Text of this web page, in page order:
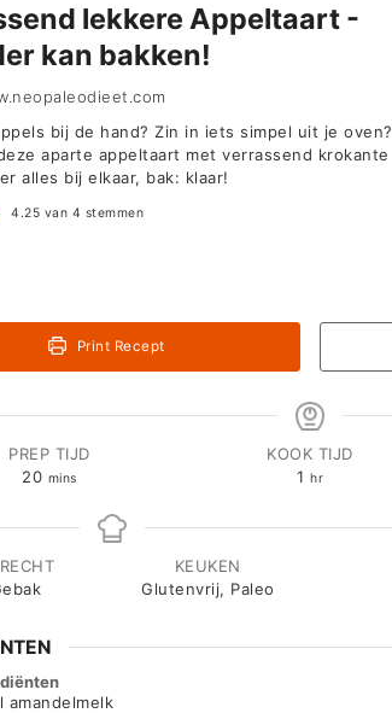
lekkere Appeltaart -
kan bakken!
bij de hand? Zin in iets simpel uit je oven?
aparte appeltaart met verrassend krokante
alles bij elkaar, bak: klaar!
4.25 van 4 stemmen
Print Recept
PREP TIJD
20minutes
mins
KOOK TIJD
1 hour
hr
KEUKEN
Glutenvrij, Paleo
amandelmelk